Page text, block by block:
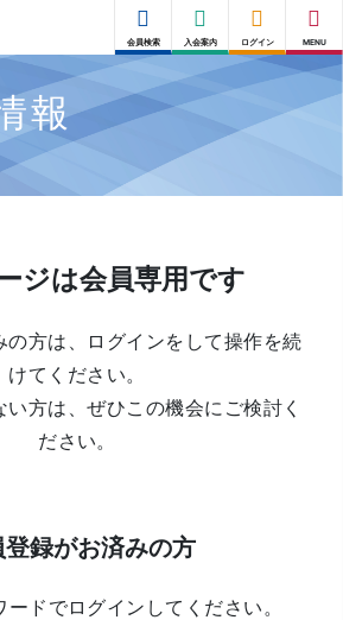
会員検索 入会案内 ログイン MENU
報
ジは会員専用です
の方は、ログインをして操作を続
けてください。
方は、ぜひこの機会にご検討く
ださい。
登録がお済みの方
ドでログインしてください。